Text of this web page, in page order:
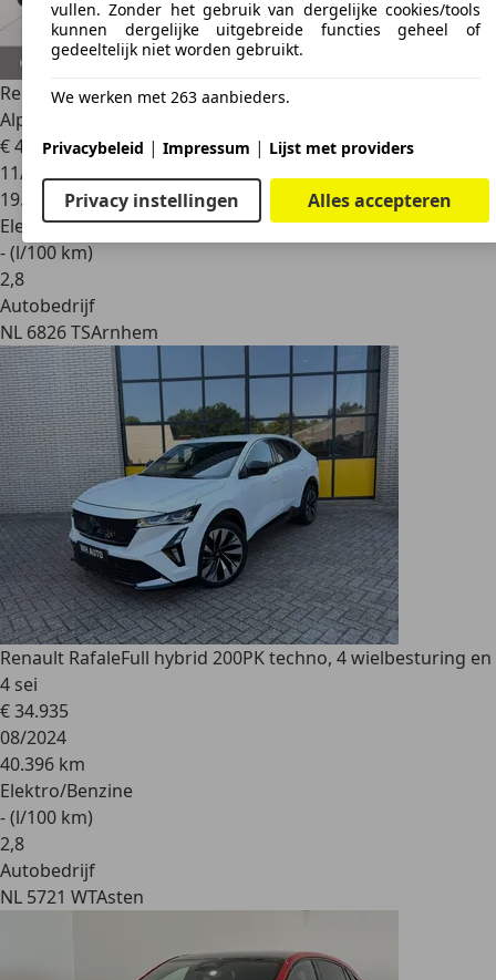
Renault Rafale1.2 E-Tech 4x4 plug-in hybrid 300 atelier
Alpine |
€ 43.700
11/2024
19.013 km
Elektro/Benzine
- (l/100 km)
2,8
Autobedrijf
NL 6826 TSArnhem
Renault RafaleFull hybrid 200PK techno, 4 wielbesturing en
4 sei
€ 34.935
08/2024
40.396 km
Elektro/Benzine
- (l/100 km)
2,8
Autobedrijf
NL 5721 WTAsten
vullen. Zonder het gebruik van dergelijke cookies/tools
kunnen dergelijke uitgebreide functies geheel of
gedeeltelijk niet worden gebruikt.
We werken met 263 aanbieders.
Privacybeleid | Impressum | Lijst met providers
Privacy instellingen Alles accepteren